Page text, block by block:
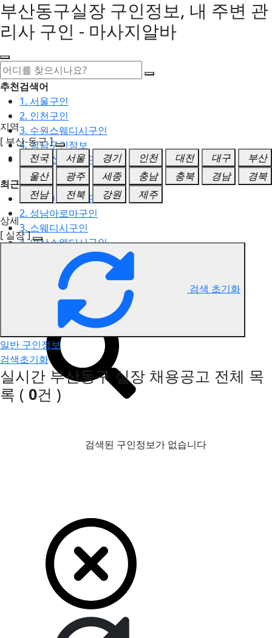
부산동구실장 구인정보, 내 주변 관
리사 구인 - 마사지알바
추천검색어
1. 서울구인
2. 인천구인
3. 수원스웨디시구인
4. 강남구인정보
5. 동탄스웨디시구인
최근검색어
1. 일산마사지구인
2. 성남아로마구인
3. 스웨디시구인
4. 안산스웨디시구인
5. 아로마구인
부산동구 실장 구인정보
지역
[ 부산-동구 ]
전국
서울 경기 인천 대전 대구
부산
울산
광주 세종 충남 충북 경남
경북
전남
전북 강원
제주
상세
[ 실장 ]
검색 초기화
일반 구인정보
검색초기화
실시간 부산동구 실장 채용공고 전체 목
록 ( 0건 )
검색된 구인정보가 없습니다